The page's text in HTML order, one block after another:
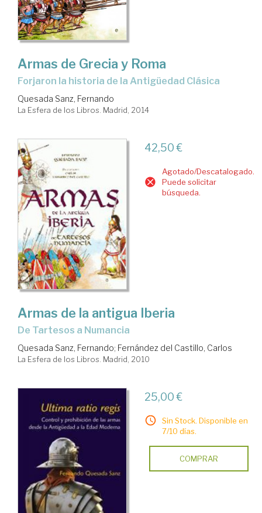
Armas de Grecia y Roma
forjaron la historia de la Antigüedad Clásica
Quesada Sanz, Fernando
La Esfera de los Libros. Madrid, 2014
42,50 €
Agotado/Descatalogado.
Puede solicitar
búsqueda.
Armas de la antigua Iberia
de Tartesos a Numancia
Quesada Sanz, Fernando; Fernández del Castillo, Carlos
La Esfera de los Libros. Madrid, 2010
25,00 €
Sin Stock. Disponible en
7/10 días.
COMPRAR